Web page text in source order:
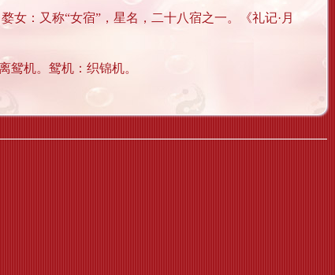
：又称“女宿”，星名，二十八宿之一。《礼记·月
机。鸳机：织锦机。